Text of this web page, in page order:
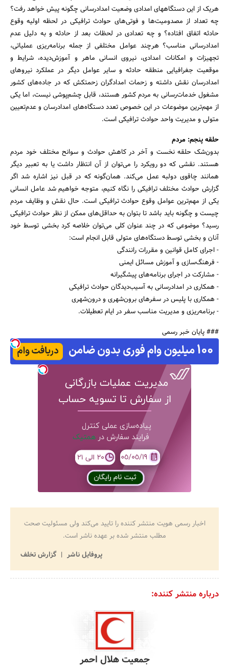
هریک از این دستگاه‎های امدادی وضعیت امدادرسانی چگونه پیش خواهد رفت؟
چه تعداد از مصدومیت‌ها و فوتی‌های حوادث ترافیکی در لحظه اولیه وقوع
حادثه اتفاق افتاده؟ و چه تعدادی در لحظات بعد از حادثه و به دلیل عدم
امدادرسانی مناسب؟ هرچند عوامل مختلفی از جمله برنامه‌ریزی عملیاتی،
تجهیزات و امکانات امدادی، نیروی انسانی ماهر و آموزش‌دیده، شرایط و
موقعیت جغرافیایی منطقه حادثه و سایر عوامل دیگر در عملکرد نیروهای
امدادرسان نقش داشته و زحمات امدادگران زحمتکش که در جاده‌های کشور
مشغول خدمات‌رسانی به مردم کشور هستند، قابل چشم‌پوشی نیست، اما یکی
از مهم‌ترین موضوعات در این خصوص تعدد دستگاه‌های امدادرسان و عدم‌تعیین
متولی و مدیریت واحد حوادث ترافیکی است.
حلقه پنجم: مردم
بدون‌شک حلقه نخست و آخر در کاهش حوادث و سوانح مختلف خود مردم
هستند. نقشی که دو رویکرد را می‌توان از آن انتظار داشت یا به تعبیر دیگر
همانند چاقوی دولبه عمل می‌کند. همان‌گونه که در قبل نیز اشاره شد اگر
گزارش حوادث مختلف ترافیکی را نگاه کنیم، متوجه خواهیم شد عامل انسانی
یکی از مهم‌ترین عوامل وقوع حوادث ترافیکی است. حال نقش و وظایف مردم
چیست و چگونه باید باشد تا بتوان به حداقل‌های ممکن از نظر حوادث ترافیکی
رسید؟ موضوعی که در چند عنوان کلی می‌توان خلاصه کرد بخشی توسط خود
آنان و بخشی توسط دستگاه‌های متولی قابل انجام است:
- اجرای کامل قوانین و مقررات رانندگی
- فرهنگ‌سازی و آموزش مسائل ایمنی
- مشارکت در اجرای برنامه‌های پیشگیرانه
- همکاری در امدادرسانی به آسیب‌دیدگان حوادث ترافیکی
- همکاری با پلیس در سفرهای برون‌شهری و درون‌شهری
- برنامه‌ریزی و مدیریت مناسب سفر در ایام تعطیلات.
### پایان خبر رسمی
اخبار رسمی هویت منتشر کننده را تایید می‌کند ولی مسئولیت صحت
مطلب منتشر شده بر عهده ناشر است.
پروفایل ناشر
گزارش تخلف
درباره منتشر کننده:
جمعیت هلال احمر